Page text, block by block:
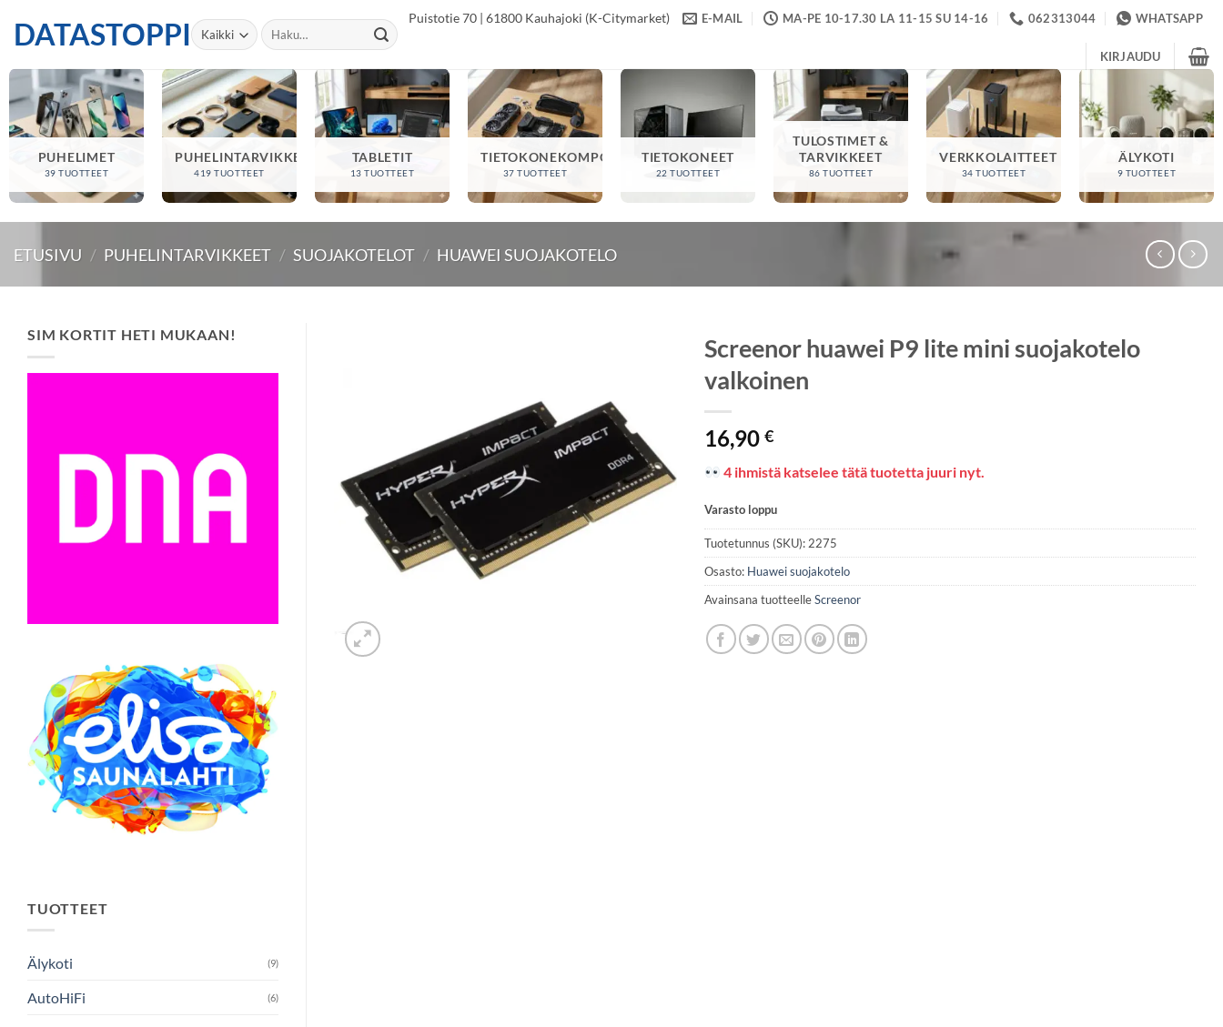
DATASTOPPI Etsi:
Puistotie 70 | 61800 Kauhajoki (K-Citymarket) E-MAIL MA-PE 10-17.30 LA 11-15 SU 14-16 062313044 WHATSAPP
KIRJAUDU
PUHELIMET
39 TUOTTEET
PUHELINTARVIKKEET
419 TUOTTEET
TABLETIT
13 TUOTTEET
TIETOKONEKOMPONENTIT
37 TUOTTEET
TIETOKONEET
22 TUOTTEET
TULOSTIMET &
TARVIKKEET
86 TUOTTEET
VERKKOLAITTEET
34 TUOTTEET
ÄLYKOTI
9 TUOTTEET
ETUSIVU / PUHELINTARVIKKEET / SUOJAKOTELOT / HUAWEI SUOJAKOTELO
SIM KORTIT HETI MUKAAN!
TUOTTEET
Älykoti (9)
AutoHiFi (6)
Screenor huawei P9 lite mini suojakotelo
valkoinen
16,90€
4 ihmistä katselee tätä tuotetta juuri nyt.
Varasto loppu
Tuotetunnus (SKU): 2275
Osasto: Huawei suojakotelo
Avainsana tuotteelleScreenor